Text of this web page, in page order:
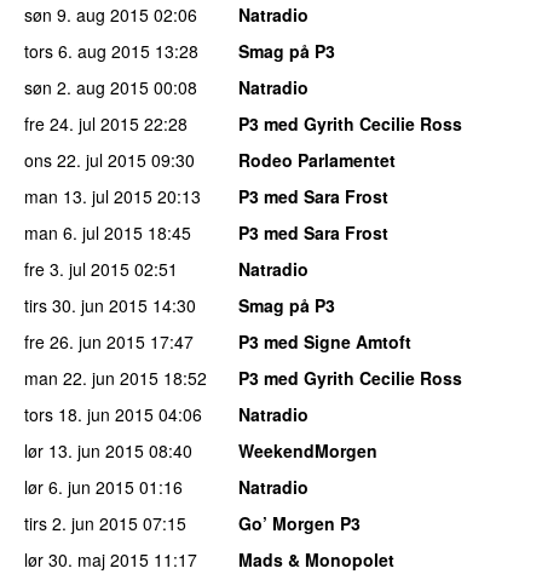
søn 9. aug 2015 02:06
Natradio
tors 6. aug 2015 13:28
Smag på P3
søn 2. aug 2015 00:08
Natradio
fre 24. jul 2015 22:28
P3 med Gyrith Cecilie Ross
ons 22. jul 2015 09:30
Rodeo Parlamentet
man 13. jul 2015 20:13
P3 med Sara Frost
man 6. jul 2015 18:45
P3 med Sara Frost
fre 3. jul 2015 02:51
Natradio
tirs 30. jun 2015 14:30
Smag på P3
fre 26. jun 2015 17:47
P3 med Signe Amtoft
man 22. jun 2015 18:52
P3 med Gyrith Cecilie Ross
tors 18. jun 2015 04:06
Natradio
lør 13. jun 2015 08:40
WeekendMorgen
lør 6. jun 2015 01:16
Natradio
tirs 2. jun 2015 07:15
Go’ Morgen P3
lør 30. maj 2015 11:17
Mads & Monopolet